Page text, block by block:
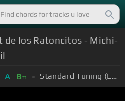
de los Ratoncitos - Michi-
A Bm Standard Tuning (EADGBE)